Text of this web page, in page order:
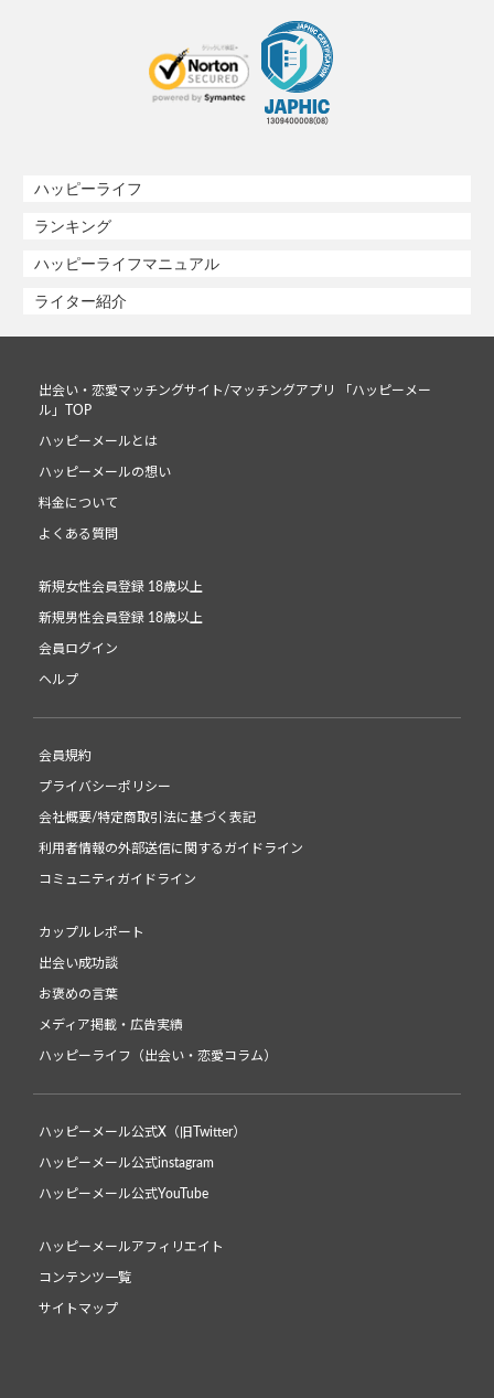
ハッピーライフ
ランキング
ハッピーライフマニュアル
ライター紹介
出会い・恋愛マッチングサイト/マッチングアプリ 「ハッピーメー
ル」TOP
ハッピーメールとは
ハッピーメールの想い
料金について
よくある質問
新規女性会員登録 18歳以上
新規男性会員登録 18歳以上
会員ログイン
ヘルプ
会員規約
プライバシーポリシー
会社概要/特定商取引法に基づく表記
利用者情報の外部送信に関するガイドライン
コミュニティガイドライン
カップルレポート
出会い成功談
お褒めの言葉
メディア掲載・広告実績
ハッピーライフ（出会い・恋愛コラム）
ハッピーメール公式X（旧Twitter）
ハッピーメール公式instagram
ハッピーメール公式YouTube
ハッピーメールアフィリエイト
コンテンツ一覧
サイトマップ